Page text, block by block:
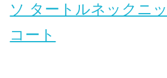
ソ タートルネックニ
コート